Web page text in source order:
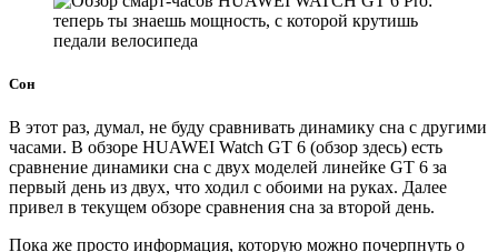
Сон
В этот раз, думал, не буду сравнивать динамику сна с другими
часами. В обзоре HUAWEI Watch GT 6 (обзор здесь) есть
сравнение динамики сна с двух моделей линейке GT 6 за
первый день из двух, что ходил с обоими на руках. Далее
привел в текущем обзоре сравнения сна за второй день.
Пока же просто информация, которую можно почерпнуть о